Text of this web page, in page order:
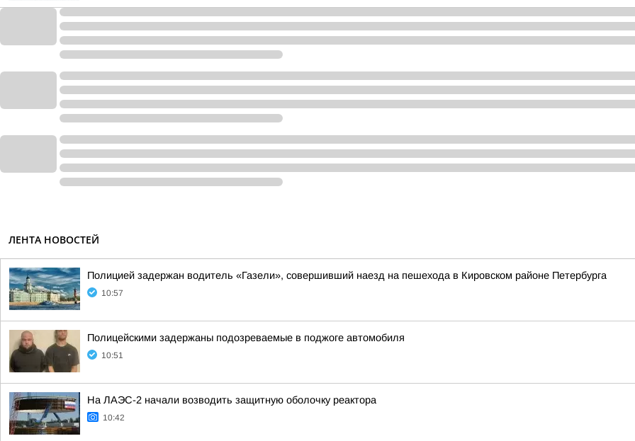
ЛЕНТА НОВОСТЕЙ
Полицией задержан водитель «Газели», совершивший наезд на пешехода в Кировском районе Петербурга
10:57
Полицейскими задержаны подозреваемые в поджоге автомобиля
10:51
На ЛАЭС-2 начали возводить защитную оболочку реактора
10:42